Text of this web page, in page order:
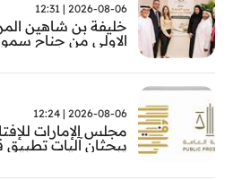
2026-08-06 | 12:31
خليفة بن شاهين
الاولى من جناح
مستشفى المقاصد
2026-08-06 | 12:24
مجلس الإمارات
يبحثان آليات تطبيق